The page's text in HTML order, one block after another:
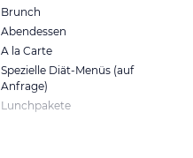
Brunch
Abendessen
A la Carte
Spezielle Diät-Menüs (auf
Anfrage)
Lunchpakete